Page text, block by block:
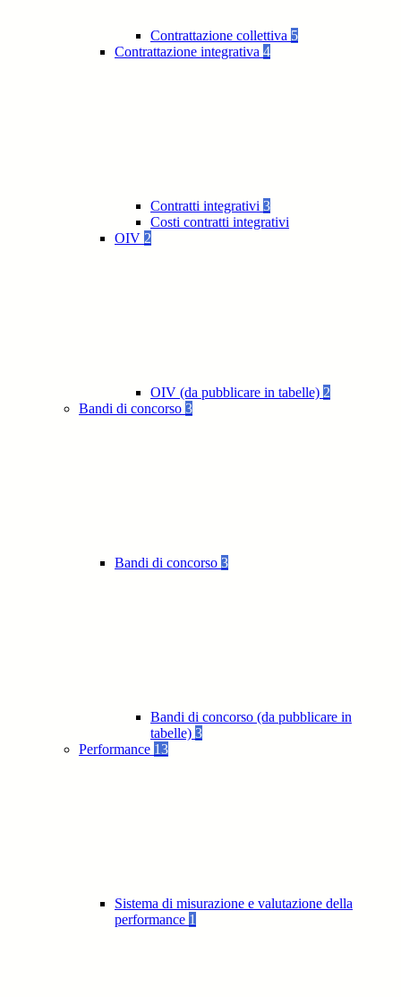
Contrattazione collettiva 5
Contrattazione integrativa 4
Contratti integrativi 3
Costi contratti integrativi
OIV 2
OIV (da pubblicare in tabelle) 2
Bandi di concorso 3
Bandi di concorso 3
Bandi di concorso (da pubblicare in
tabelle) 3
Performance 13
Sistema di misurazione e valutazione della
performance 1